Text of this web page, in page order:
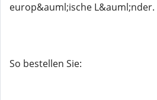
europ&auml;ische L&auml;nder.
So bestellen Sie: